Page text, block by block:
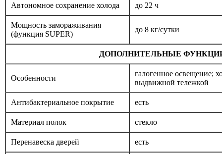
Автономное сохранение холода до 22 ч
Мощность замораживания
(функция SUPER)
до 8 кг/cутки
ДОПОЛНИТЕЛЬНЫЕ
Особенности
галогенное освещение;
выдвижной тележкой
Антибактериальное покрытие есть
Материал полок стекло
Перенавеска дверей есть